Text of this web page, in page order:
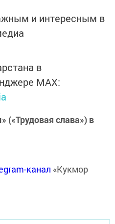
и интересным в
в
MАХ:
(«Трудовая слава») в
канал «Кукмор